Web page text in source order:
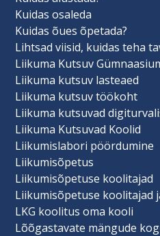
Kuidas osaleda
Kuidas õues õpetada?
Lihtsad viisid, kuidas teha
Liikuma Kutsuv
Liikuma kutsuv lasteaed
Liikuma kutsuv töökoht
Liikuma kutsuvad
Liikuma Kutsuvad Koolid
Liikumislabori pöördumine
Liikumisõpetus
Liikumisõpetuse koolitajad
Liikumisõpetuse koolitajad
LKG koolitus oma kooli
Lõõgastavate mängude